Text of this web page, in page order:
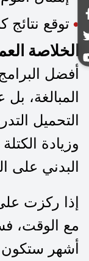
توقع
الخلاصة
أفضل
المبالغة،
التحميل
وزيادة
البدني على
إذا ركزت
مع الوقت،
أشهر ستكون